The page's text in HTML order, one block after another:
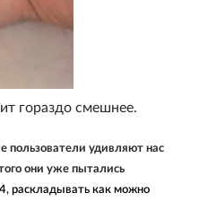
гораздо смешнее.
пользователи удивляют нас
они уже пытались
, раскладывать как можно